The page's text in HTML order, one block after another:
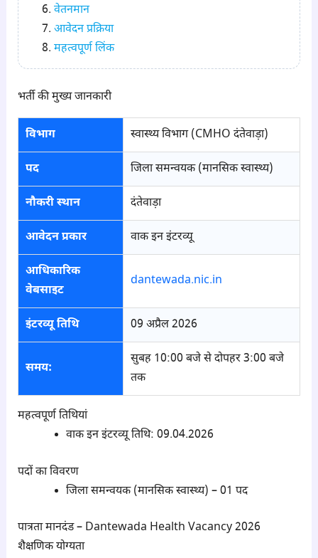
वेतनमान
आवेदन प्रक्रिया
महत्वपूर्ण लिंक
भर्ती की मुख्य जानकारी
विभाग स्वास्थ्य विभाग (CMHO दंतेवाड़ा)
पद जिला समन्वयक (मानसिक स्वास्थ्य)
नौकरी स्थान दंतेवाड़ा
आवेदन प्रकार वाक इन इंटरव्यू
आधिकारिक
वेबसाइट
dantewada.nic.in
इंटरव्यू तिथि 09 अप्रैल 2026
समय:
सुबह 10:00 बजे से दोपहर 3:00 बजे
तक
महत्वपूर्ण तिथियां
वाक इन इंटरव्यू तिथि: 09.04.2026
पदों का विवरण
जिला समन्वयक (मानसिक स्वास्थ्य) – 01 पद
पात्रता मानदंड – Dantewada Health Vacancy 2026
शैक्षणिक योग्यता